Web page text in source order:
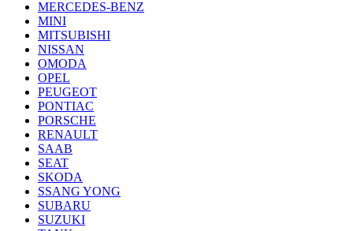
MERCEDES-BENZ
MINI
MITSUBISHI
NISSAN
OMODA
OPEL
PEUGEOT
PONTIAC
PORSCHE
RENAULT
SAAB
SEAT
SKODA
SSANG YONG
SUBARU
SUZUKI